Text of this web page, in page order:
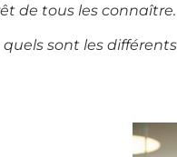
de tous les connaître.
quels sont les